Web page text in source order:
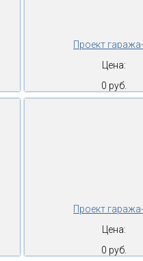
Проект
Цена:
0 руб.
Проект
Цена:
0 руб.